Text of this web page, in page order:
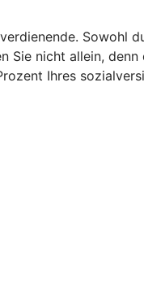
Sowohl
Sie nicht allein,
Ihres